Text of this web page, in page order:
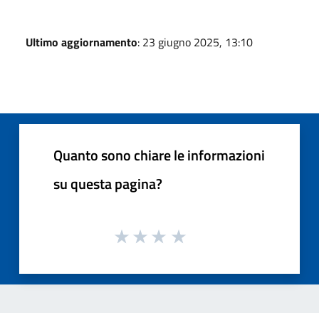
Ultimo aggiornamento: 23 giugno 2025, 13:10
Quanto sono chiare le informazioni
su questa pagina?